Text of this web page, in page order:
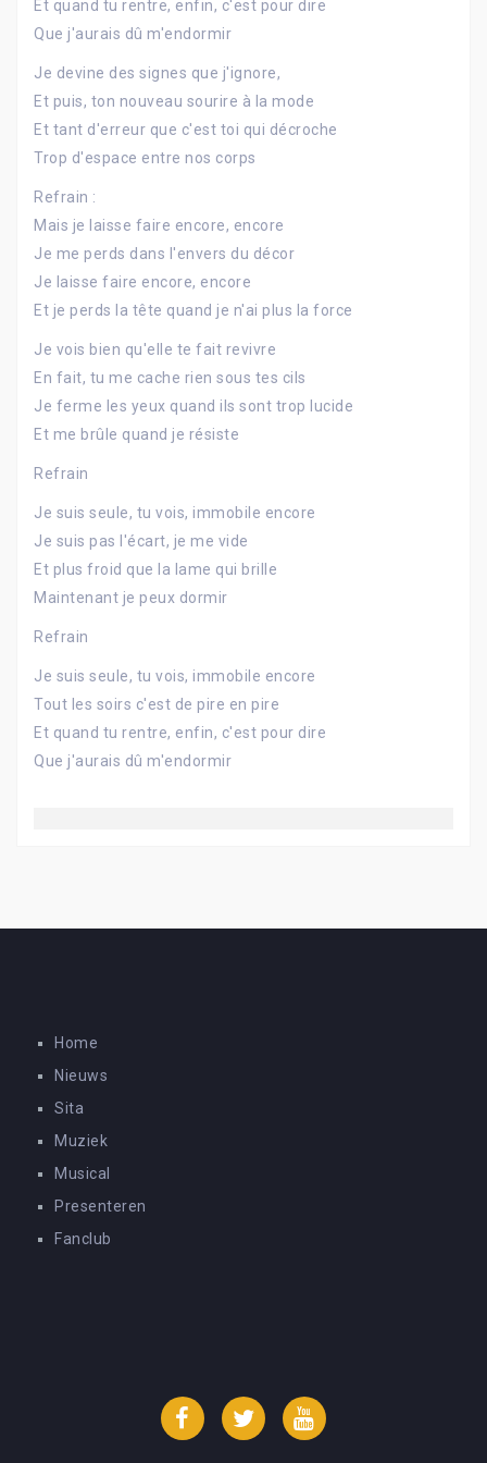
Et quand tu rentre, enfin, c'est pour dire
Que j'aurais dû m'endormir
Je devine des signes que j'ignore,
Et puis, ton nouveau sourire à la mode
Et tant d'erreur que c'est toi qui décroche
Trop d'espace entre nos corps
Refrain :
Mais je laisse faire encore, encore
Je me perds dans l'envers du décor
Je laisse faire encore, encore
Et je perds la tête quand je n'ai plus la force
Je vois bien qu'elle te fait revivre
En fait, tu me cache rien sous tes cils
Je ferme les yeux quand ils sont trop lucide
Et me brûle quand je résiste
Refrain
Je suis seule, tu vois, immobile encore
Je suis pas l'écart, je me vide
Et plus froid que la lame qui brille
Maintenant je peux dormir
Refrain
Je suis seule, tu vois, immobile encore
Tout les soirs c'est de pire en pire
Et quand tu rentre, enfin, c'est pour dire
Que j'aurais dû m'endormir
Home
Nieuws
Sita
Muziek
Musical
Presenteren
Fanclub
FacebookTwitter YouTube